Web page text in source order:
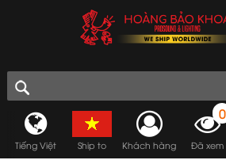
Tiếng Việt Ship to Khách hàng
0
Đã xem